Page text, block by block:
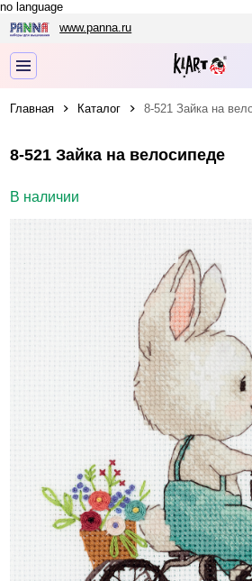
no language
www.panna.ru
Главная Каталог 8-521 Зайка на
8-521 Зайка на велосипеде
В наличии